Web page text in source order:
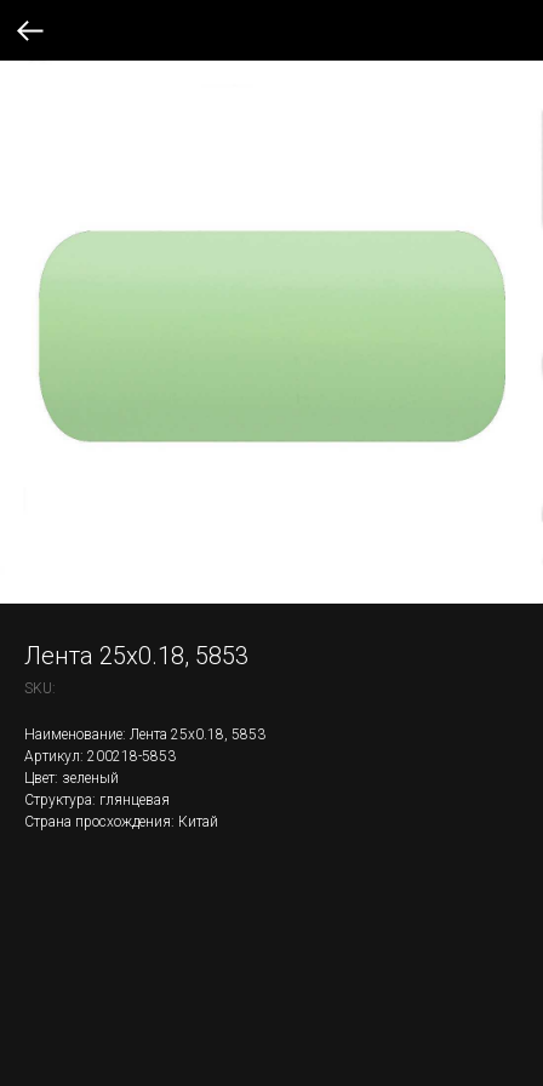
Лента 25x0.18, 5853
SKU:
Наименование: Лента 25x0.18, 5853
Артикул: 200218-5853
Цвет: зеленый
Структура: глянцевая
Страна просхождения: Китай